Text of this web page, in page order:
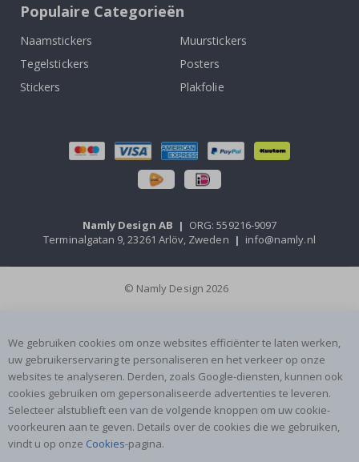
Populaire Categorieën
Naamstickers
Muurstickers
Tegelstickers
Posters
Stickers
Plakfolie
Namly Design AB | ORG: 559216-9097
Terminalgatan 9, 23261 Arlöv, Zweden | info@namly.nl
© Namly Design 2026
We gebruiken cookies om onze websites efficiënter te laten werken,
uw gebruikerservaring te personaliseren en het verkeer op onze
websites te analyseren. Derden, zoals Google-diensten, kunnen ook
cookies gebruiken om gepersonaliseerde advertenties te leveren.
Selecteer alstublieft een van de volgende knoppen om uw cookie-
voorkeuren aan te geven. Details over de cookies die we gebruiken,
vindt u op onze Cookies-pagina.